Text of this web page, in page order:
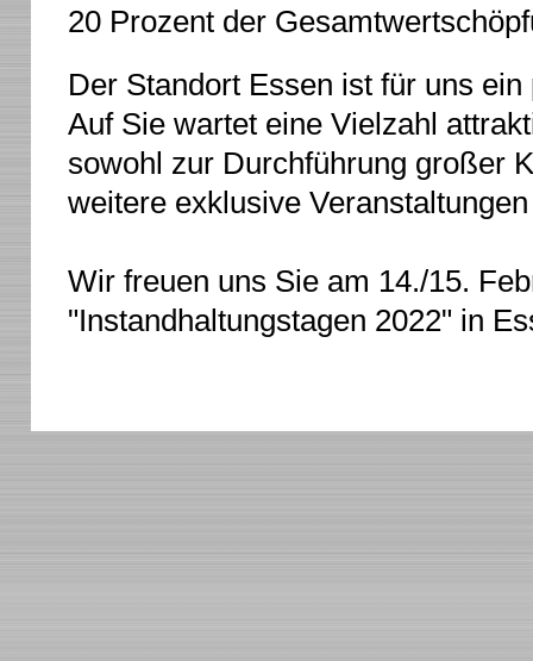
20 Prozent der
Der Standort Essen ist für uns
Auf Sie wartet eine Vielzahl
sowohl zur Durchführung großer
weitere exklusive
Wir freuen uns Sie am 14./15.
"Instandhaltungstagen 2022" in